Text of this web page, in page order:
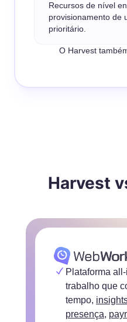
Recursos de nível
provisionamento de
prioritário.
O Harvest
Harvest
Plataforma
trabalho que
tempo,
presença,